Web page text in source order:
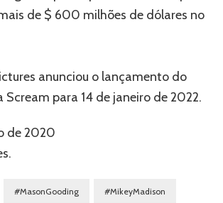
de $ 600 milhões de dólares no
anunciou o lançamento do
Scream para 14 de janeiro de 2022.
de 2020
#MasonGooding #MikeyMadison